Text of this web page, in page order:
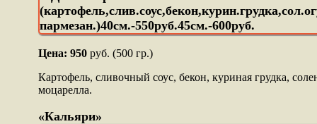
Цена: 950руб. (500 гр.)
Картофель, сливочный соус, бекон, куриная грудка,
моцарелла.
«Кальяри»